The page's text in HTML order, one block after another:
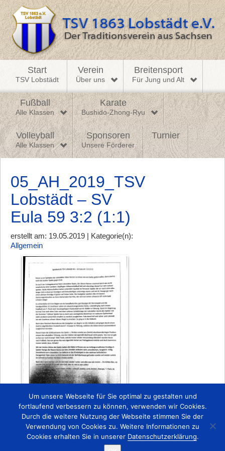
Start
TSV Lobstädt
Verein
Über uns
Breitensport
Für Jung und Alt
Fußball
Alle Klassen
Karate
Bushido-Zhong-Ryu
Volleyball
Alle Klassen
Sponsoren
Unsere Förderer
Turnier
05_AH_2019_TSV
Lobstädt – SV
Eula 59 3:2 (1:1)
erstellt am: 19.05.2019 | Kategorie(n):
Allgemein
Zurück
Um unsere Webseite für Sie optimal zu gestalten und
fortlaufend verbessern zu können, verwenden wir Cookies.
Durch die weitere Nutzung der Webseite stimmen Sie der
Verwendung von Cookies zu. Weitere Informationen zu
Cookies erhalten Sie in unserer Datenschutzerklärung.